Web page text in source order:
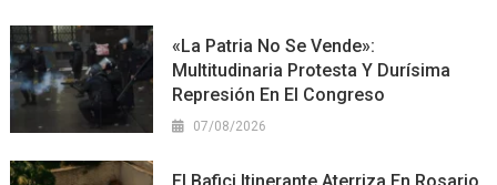
«La Patria No Se Vende»:
Multitudinaria Protesta Y Durísima
Represión En El Congreso
07/08/2026